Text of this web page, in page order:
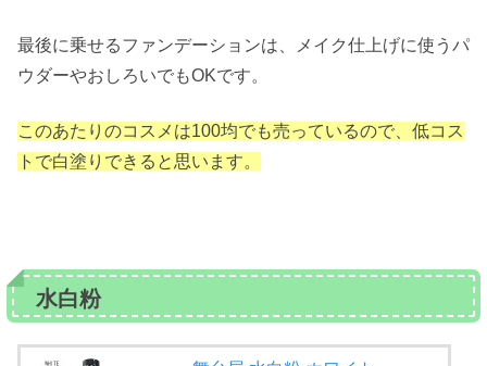
最後に乗せるファンデーションは、メイク仕上げに使うパ
ウダーやおしろいでもOKです。
このあたりのコスメは100均でも売っているので、低コス
トで白塗りできると思います。
水白粉